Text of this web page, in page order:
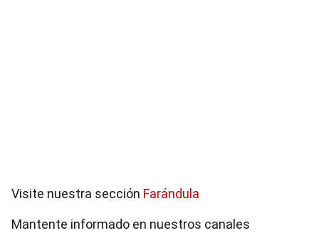
Visite nuestra sección Farándula
Mantente informado en nuestros canales